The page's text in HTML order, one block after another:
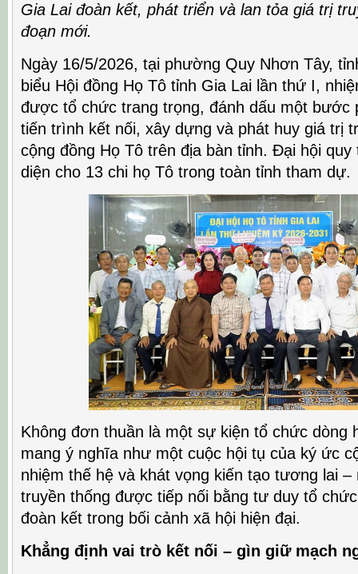
Gia Lai đoàn kết, phát triển và lan tỏa giá trị
đoạn mới.
Ngày 16/5/2026, tại phường Quy Nhơn Tây,
biểu Hội đồng Họ Tô tỉnh Gia Lai lần thứ I,
được tổ chức trang trọng, đánh dấu một bước
tiến trình kết nối, xây dựng và phát huy giá trị
cộng đồng Họ Tô trên địa bàn tỉnh. Đại hội quy
diện cho 13 chi họ Tô trong toàn tỉnh tham dự.
Không đơn thuần là một sự kiện tổ chức dòng
mang ý nghĩa như một cuộc hội tụ của ký ức
nhiệm thế hệ và khát vọng kiến tạo tương lai
truyền thống được tiếp nối bằng tư duy tổ
đoàn kết trong bối cảnh xã hội hiện đại.
Khẳng định vai trò kết nối – gìn giữ mạch